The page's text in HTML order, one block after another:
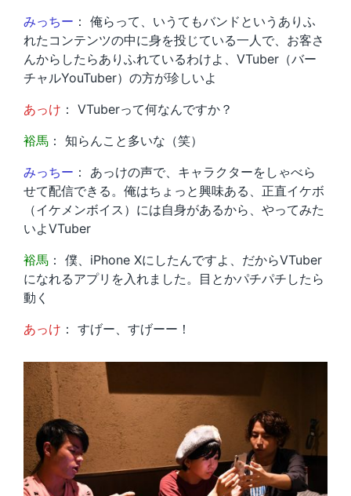
みっちー ： 俺らって、いうてもバンドというありふ
れたコンテンツの中に身を投じている一人で、お客さ
んからしたらありふれているわけよ、VTuber（バー
チャルYouTuber）の方が珍しいよ
あっけ ： VTuberって何なんですか？
裕馬 ： 知らんこと多いな（笑）
みっちー ： あっけの声で、キャラクターをしゃべら
せて配信できる。俺はちょっと興味ある、正直イケボ
（イケメンボイス）には自身があるから、やってみた
いよVTuber
裕馬 ： 僕、iPhone Xにしたんですよ、だからVTuber
になれるアプリを入れました。目とかパチパチしたら
動く
あっけ ： すげー、すげーー！